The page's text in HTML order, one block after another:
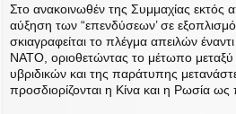
Στο ανακοινωθέν της Συμμαχίας εκτός
αύξηση των “επενδύσεων’ σε
σκιαγραφείται το πλέγμα απειλών
NATO, οριοθετώντας το μέτωπο μεταξύ
υβριδικών και της παράτυπης
προσδιορίζονται η Κίνα και η Ρωσία ως